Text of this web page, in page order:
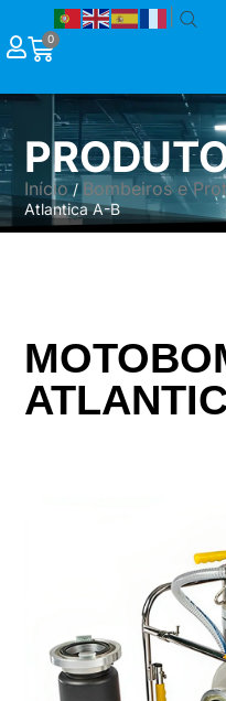
0
Início/ Bombeiros e
Atlantica A-B